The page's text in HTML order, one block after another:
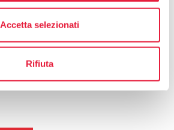
Accetta selezionati
Rifiuta